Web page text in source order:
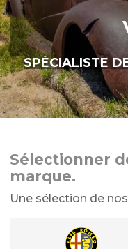
SPÉCIALISTE
Sélectionner
marque.
Une sélection de